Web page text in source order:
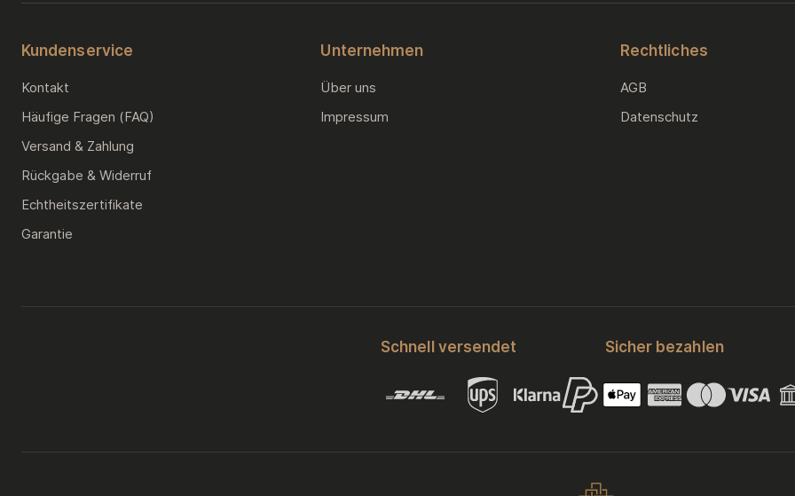
Kundenservice
Kontakt
Häufige Fragen (FAQ)
Versand & Zahlung
Rückgabe & Widerruf
Echtheitszertifikate
Garantie
Unternehmen
Über uns
Impressum
Rechtliches
AGB
Datenschutz
Schnell versendet Sicher bezahlen